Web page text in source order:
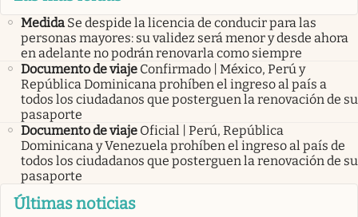
Medida Se despide la licencia de conducir para las
personas mayores: su validez será menor y desde ahora
en adelante no podrán renovarla como siempre
Documento de viaje Confirmado | México, Perú y
República Dominicana prohíben el ingreso al país a
todos los ciudadanos que posterguen la renovación de su
pasaporte
Documento de viaje Oficial | Perú, República
Dominicana y Venezuela prohíben el ingreso al país de
todos los ciudadanos que posterguen la renovación de su
pasaporte
Últimas noticias